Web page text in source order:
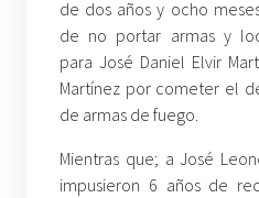
de dos años y ocho
de no portar armas y
para José Daniel Elvir
Martínez por cometer el
de armas de fuego.
Mientras que; a José
impusieron 6 años de